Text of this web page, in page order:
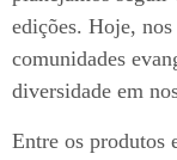
edições. Hoje,
comunidades
diversidade em
Entre os produtos